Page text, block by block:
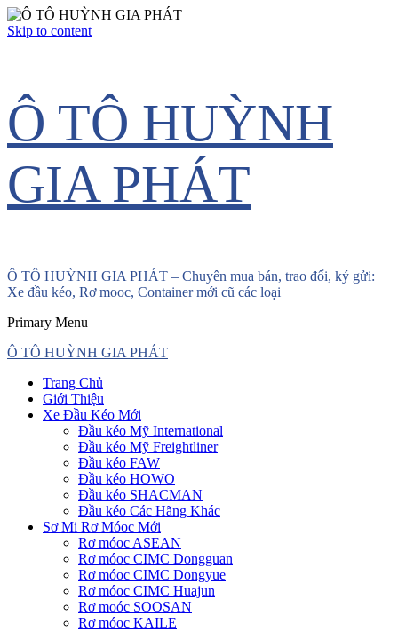
Skip to content
Ô TÔ HUỲNH
GIA PHÁT
Ô TÔ HUỲNH GIA PHÁT – Chuyên mua bán, trao đổi, ký gửi:
Xe đầu kéo, Rơ mooc, Container mới cũ các loại
Primary Menu
Ô TÔ HUỲNH GIA PHÁT
Trang Chủ
Giới Thiệu
Xe Đầu Kéo Mới
Đầu kéo Mỹ International
Đầu kéo Mỹ Freightliner
Đầu kéo FAW
Đầu kéo HOWO
Đầu kéo SHACMAN
Đầu kéo Các Hãng Khác
Sơ Mi Rơ Móoc Mới
Rơ móoc ASEAN
Rơ móoc CIMC Dongguan
Rơ móoc CIMC Dongyue
Rơ móoc CIMC Huajun
Rơ moóc SOOSAN
Rơ móoc KAILE